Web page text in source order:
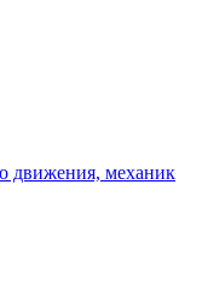
движения, механик